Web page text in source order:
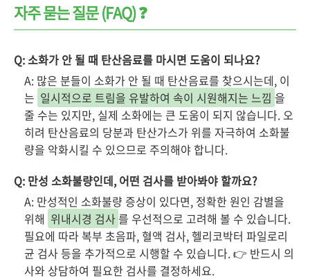
자주 묻는 질문 (FAQ) ❓
Q: 소화가 안 될 때 탄산음료를 마시면 도움이 되나요?
A: 많은 분들이 소화가 안 될 때 탄산음료를 찾으시는데, 이
는 일시적으로 트림을 유발하여 속이 시원해지는 느낌 을
줄 수는 있지만, 실제 소화에는 큰 도움이 되지 않습니다. 오
히려 탄산음료의 당분과 탄산가스가 위를 자극하여 소화불
량을 악화시킬 수 있으므로 주의해야 합니다.
Q: 만성 소화불량인데, 어떤 검사를 받아봐야 할까요?
A: 만성적인 소화불량 증상이 있다면, 정확한 원인 감별을
위해 위내시경 검사 를 우선적으로 고려해 볼 수 있습니다.
필요에 따라 복부 초음파, 혈액 검사, 헬리코박터 파일로리
균 검사 등을 추가적으로 시행할 수 있습니다. 👉 반드시 의
사와 상담하여 필요한 검사를 결정하세요.